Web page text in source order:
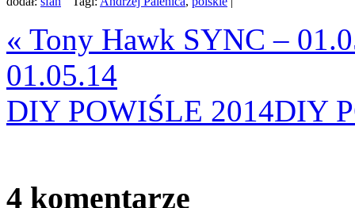
« Tony Hawk SYNC –
01.05.14
DIY POWIŚLE 2014DIY
4 komentarze